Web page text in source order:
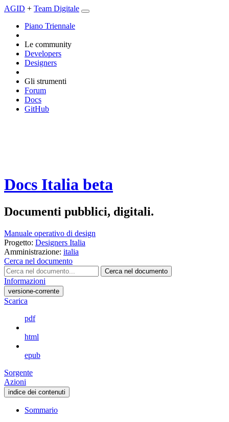
AGID + Team Digitale
Piano Triennale
Le community
Developers
Designers
Gli strumenti
Forum
Docs
GitHub
Docs Italia beta
Documenti pubblici, digitali.
Manuale operativo di design
Progetto: Designers Italia
Amministrazione: italia
Cerca nel documento
Cerca nel documento
Informazioni
versione-corrente
Scarica
pdf
html
epub
Sorgente
Azioni
indice dei contenuti
Sommario